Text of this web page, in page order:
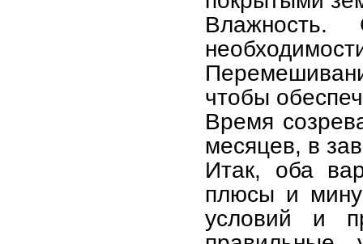
чтобы
Время
месяцев, в
Итак, оба
плюсы и
условий и